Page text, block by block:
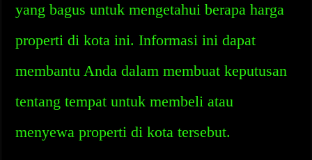
yang bagus untuk mengetahui berapa harga
properti di kota ini. Informasi ini dapat
membantu Anda dalam membuat keputusan
tentang tempat untuk membeli atau
menyewa properti di kota tersebut.